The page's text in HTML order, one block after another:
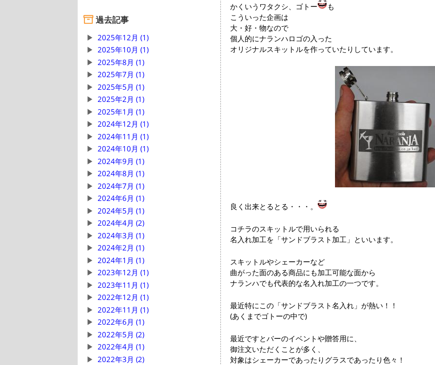
過去記事
2025年12月 (1)
2025年10月 (1)
2025年8月 (1)
2025年7月 (1)
2025年5月 (1)
2025年2月 (1)
2025年1月 (1)
2024年12月 (1)
2024年11月 (1)
2024年10月 (1)
2024年9月 (1)
2024年8月 (1)
2024年7月 (1)
2024年6月 (1)
2024年5月 (1)
2024年4月 (2)
2024年3月 (1)
2024年2月 (1)
2024年1月 (1)
2023年12月 (1)
2023年11月 (1)
2022年12月 (1)
2022年11月 (1)
2022年6月 (1)
2022年5月 (2)
2022年4月 (1)
2022年3月 (2)
かくいうワタクシ、ゴトー
も
こういった企画は
大・好・物なので
個人的にナランハロゴの入った
オリジナルスキットルを作っていたりしています。
良く出来とるとる・・・。
コチラのスキットルで用いられる
名入れ加工を「サンドブラスト加工」といいます。
スキットルやシェーカーなど
曲がった面のある商品にも加工可能な面から
ナランハでも代表的な名入れ加工の一つです。
最近特にこの「サンドブラスト名入れ」が熱い！！
(あくまでゴトーの中で)
最近ですとバーのイベントや贈答用に、
御注文いただくことが多く、
対象はシェーカーであったりグラスであったり色々！